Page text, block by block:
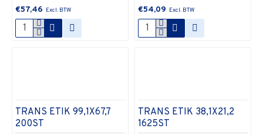
€57,46 €54,09
TRANS ETIK 99,1X67,7
200ST
TRANS ETIK 38,1X21,2
1625ST